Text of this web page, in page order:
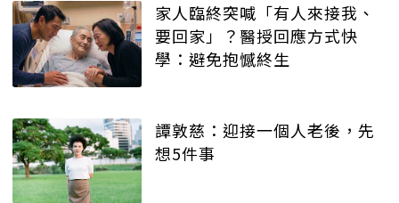
家人臨終突喊「有人來接我、
要回家」？醫授回應方式快
學：避免抱憾終生
譚敦慈：迎接一個人老後，先
想5件事